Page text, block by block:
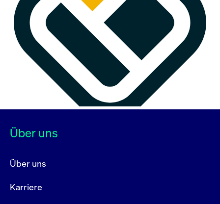
Über uns
Über uns
Karriere